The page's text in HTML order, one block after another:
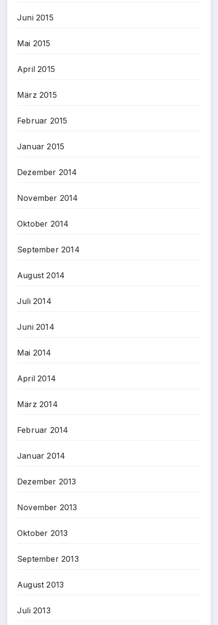
Juni 2015
Mai 2015
April 2015
März 2015
Februar 2015
Januar 2015
Dezember 2014
November 2014
Oktober 2014
September 2014
August 2014
Juli 2014
Juni 2014
Mai 2014
April 2014
März 2014
Februar 2014
Januar 2014
Dezember 2013
November 2013
Oktober 2013
September 2013
August 2013
Juli 2013